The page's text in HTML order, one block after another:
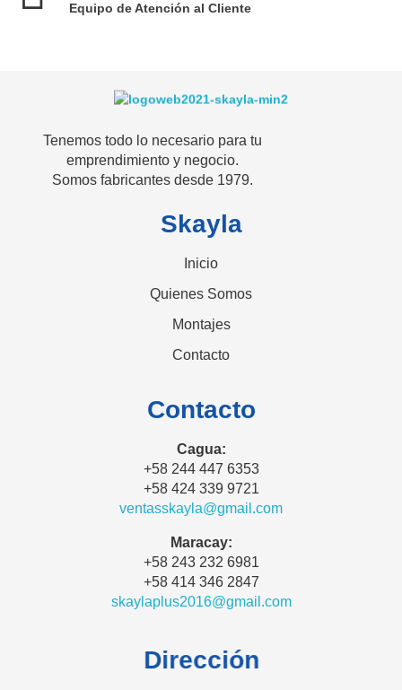
Equipo de Atención al Cliente
Tenemos todo lo necesario para tu
emprendimiento y negocio.
Somos fabricantes desde 1979.
Skayla
Inicio
Quienes Somos
Montajes
Contacto
Contacto
Cagua:
+58 244 447 6353
+58 424 339 9721
ventasskayla@gmail.com
Maracay:
+58 243 232 6981
+58 414 346 2847
skaylaplus2016@gmail.com
Dirección